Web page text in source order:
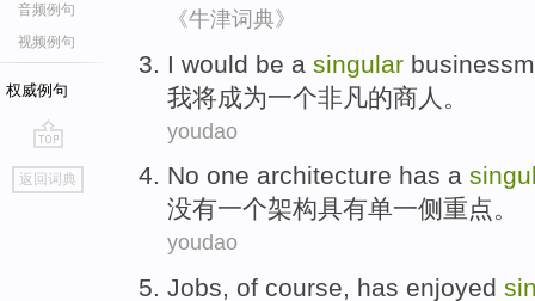
音频例句
视频例句
权威例句
go
top
返回词典
《牛津词典》
I would be a singular
我将成为一个非凡的商人 。
youdao
No one architecture has a
没有一个架构具有单一侧重点。
youdao
Jobs, of course, has enjoyed